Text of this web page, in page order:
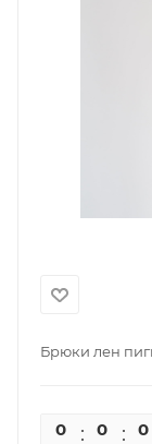
Брюки лен
0 0 0